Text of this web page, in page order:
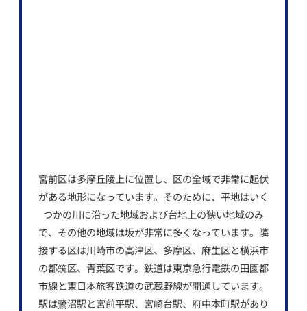
宮前区は多摩丘陵上に位置し、区の全域で非常に起伏
がある地形になっています。そのために、平地はいく
つかの川に沿った地域および台地上の狭い地域のみ
で、その他の地域は坂が非常に多くなっています。隣
接する区は川崎市の高津区、多摩区、麻生区と横浜市
の都筑区、青葉区です。鉄道は東京急行電鉄の田園都
市線と東日本旅客鉄道の武蔵野線が開通しています。
駅は鷺沼駅と宮前平駅、宮崎台駅、府中本町駅があり